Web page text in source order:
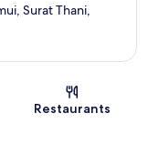
Surat Thani,
Restaurants